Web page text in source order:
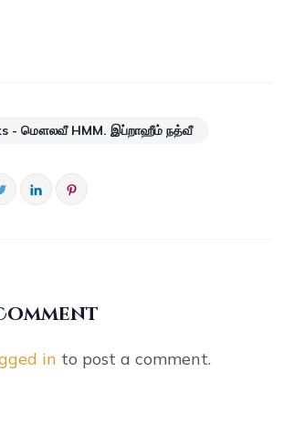
- மௌலவீ HMM. இப்றாஹீம் நத்வீ
in to post a comment.